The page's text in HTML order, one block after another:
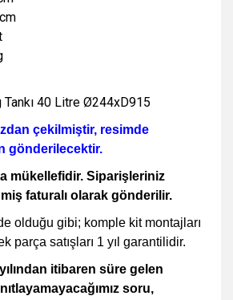
40 Litre Ø244xD915
çekilmiştir, resimde
gönderilecektir.
mükellefidir. Siparişleriniz
faturalı olarak gönderilir.
olduğu gibi; komple kit montajları
parça satışları 1 yıl garantilidir.
itibaren süre gelen
soru,